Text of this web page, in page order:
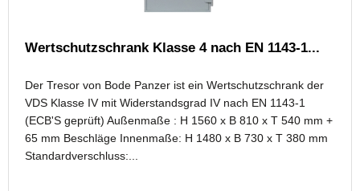
Wertschutzschrank Klasse 4 nach EN 1143-1...
Der Tresor von Bode Panzer ist ein Wertschutzschrank der
VDS Klasse IV mit Widerstandsgrad IV nach EN 1143-1
(ECB'S geprüft) Außenmaße : H 1560 x B 810 x T 540 mm +
65 mm Beschläge Innenmaße: H 1480 x B 730 x T 380 mm
Standardverschluss:...